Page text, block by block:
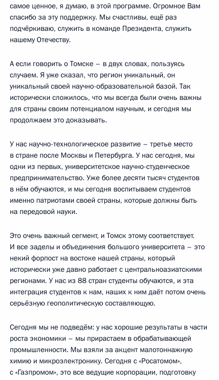
самое ценное, я думаю, в этой программе. Огромное Вам
спасибо за эту поддержку. Мы счастливы, ещё раз
подчёркиваю, служить в команде Президента, служить
нашему Отечеству.
А если говорить о Томске – в двух словах, пользуясь
случаем. Я уже сказал, что регион уникальный, он
уникальный своей научно-образовательной базой. Так
исторически сложилось, что мы всегда были очень важны
для страны своим потенциалом научным, и сегодня мы
продолжаем это доказывать.
У нас научно-технологическое развитие – третье место
в стране после Москвы и Петербурга. У нас сегодня, мы
одни из первых, университетское научно-студенческое
предпринимательство. Уже более десяти тысяч студентов
в нём обучаются, и мы сегодня воспитываем студентов
именно патриотами своей страны, которые должны быть
на передовой науки.
Это очень важный сегмент, и Томск этому соответствует.
И все заделы и объединения большого университета – это
некий форпост на востоке нашей страны, который
исторически уже давно работает с центральноазиатскими
регионами. У нас из 88 стран студенты обучаются, и эта
интеграция студентов к нам, наших к ним даёт потом очень
серьёзную геополитическую составляющую.
Сегодня мы не подведём: у нас хорошие результаты в части
роста экономики – мы прирастаем в обрабатывающей
промышленности. Мы взяли за акцент малотоннажную
химию и микроэлектронику. Сегодня с «Росатомом»,
с «Газпромом», это все ведущие корпорации, подготовку